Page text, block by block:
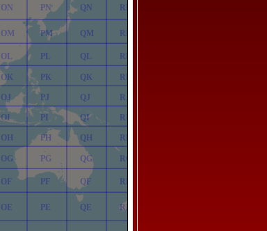
OE
OF
OG
OH
OI
OJ
OK
OL
OM
ON
PE
PF
PG
PH
PI
PJ
PK
PL
PM
PN
QE
QF
QG
QH
QI
QJ
QK
QL
QM
QN
RE
RF
RG
RH
RI
RJ
RK
RL
RM
RN